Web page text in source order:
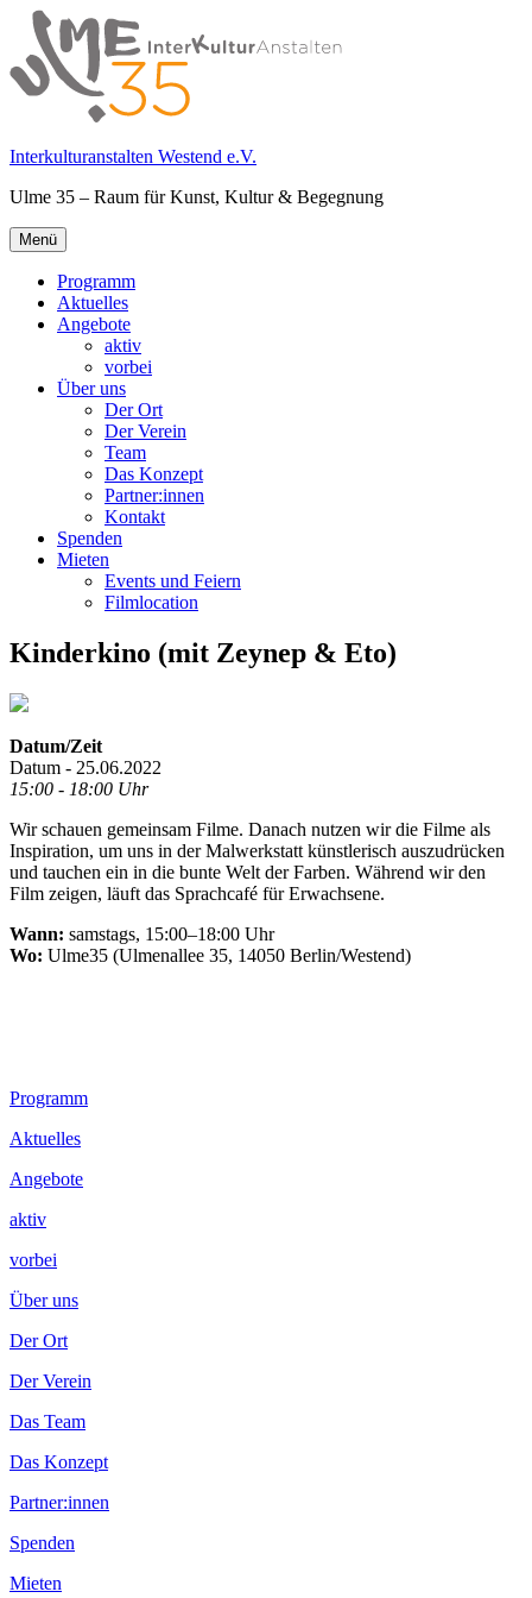
Springe
zum
Inhalt
Interkulturanstalten Westend e.V.
Ulme 35 – Raum für Kunst, Kultur & Begegnung
Primäres
Menü
Menü
Programm
Aktuelles
Angebote
aktiv
vorbei
Über uns
Der Ort
Der Verein
Team
Das Konzept
Partner:innen
Kontakt
Spenden
Mieten
Events und Feiern
Filmlocation
Kinderkino (mit Zeynep & Eto)
Datum/Zeit
Datum - 25.06.2022
15:00 - 18:00 Uhr
Wir schauen gemeinsam Filme. Danach nutzen wir die Filme als
Inspiration, um uns in der Malwerkstatt künstlerisch auszudrücken
und tauchen ein in die bunte Welt der Farben. Während wir den
Film zeigen, läuft das Sprachcafé für Erwachsene.
Wann: samstags, 15:00–18:00 Uhr
Wo: Ulme35 (Ulmenallee 35, 14050 Berlin/Westend)
Footer
Inhalt
Programm
Aktuelles
Angebote
aktiv
vorbei
Über uns
Der Ort
Der Verein
Das Team
Das Konzept
Partner:innen
Spenden
Mieten